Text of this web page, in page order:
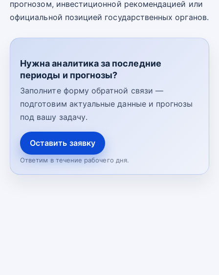
прогнозом, инвестиционной рекомендацией или
официальной позицией государственных органов.
Нужна аналитика за последние
периоды и прогнозы?
Заполните форму обратной связи —
подготовим актуальные данные и прогнозы
под вашу задачу.
Оставить заявку
Ответим в течение рабочего дня.